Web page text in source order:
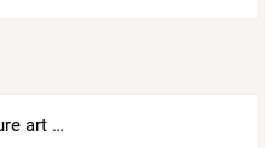
Jardin-eco-culture art contemporain & écologie